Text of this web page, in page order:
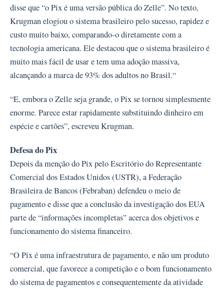
disse que “o Pix é uma versão pública do Zelle”. No texto,
Krugman elogiou o sistema brasileiro pelo sucesso, rapidez e
custo muito baixo, comparando-o diretamente com a
tecnologia americana. Ele destacou que o sistema brasileiro é
muito mais fácil de usar e tem uma adoção massiva,
alcançando a marca de 93% dos adultos no Brasil.“
“E, embora o Zelle seja grande, o Pix se tornou simplesmente
enorme. Parece estar rapidamente substituindo dinheiro em
espécie e cartões”, escreveu Krugman.
Defesa do Pix
Depois da menção do Pix pelo Escritório do Representante
Comercial dos Estados Unidos (USTR), a Federação
Brasileira de Bancos (Febraban) defendeu o meio de
pagamento e disse que a conclusão da investigação dos EUA
parte de “informações incompletas” acerca dos objetivos e
funcionamento do sistema financeiro.
“O Pix é uma infraestrutura de pagamento, e não um produto
comercial, que favorece a competição e o bom funcionamento
do sistema de pagamentos e consequentemente da atividade